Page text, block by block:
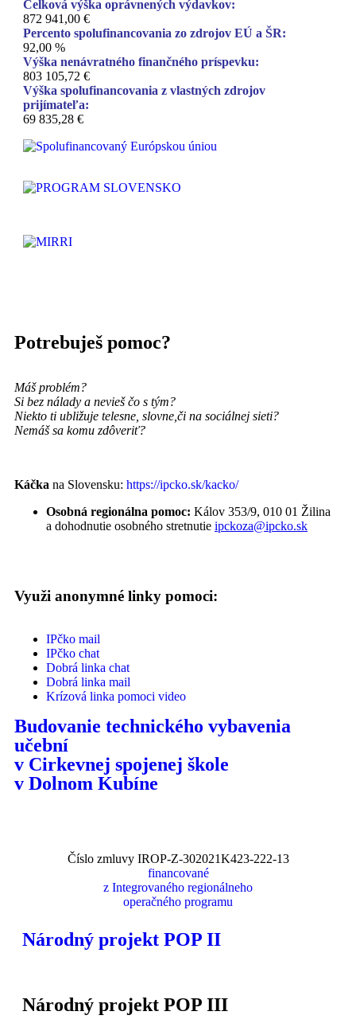
Celková výška oprávnených výdavkov:
872 941,00 €
Percento spolufinancovania zo zdrojov EÚ a ŠR:
92,00 %
Výška nenávratného finančného príspevku:
803 105,72 €
Výška spolufinancovania z vlastných zdrojov
prijímateľa:
69 835,28 €
Potrebuješ pomoc?
Máš problém?
Si bez nálady a nevieš čo s tým?
Niekto ti ubližuje telesne, slovne, či na sociálnej sieti?
Nemáš sa komu zdôveriť?
Káčka na Slovensku: https://ipcko.sk/kacko/
Osobná regionálna pomoc: Kálov 353/9, 010 01 Žilina
a dohodnutie osobného stretnutie ipckoza@ipcko.sk
Využi anonymné linky pomoci:
IPčko mail
IPčko chat
Dobrá linka chat
Dobrá linka mail
Krízová linka pomoci video
Budovanie technického vybavenia
učební
v Cirkevnej spojenej škole
v Dolnom Kubíne
Číslo zmluvy IROP-Z-302021K423-222-13
financované
z Integrovaného regionálneho
operačného programu
Národný projekt POP II
Národný projekt POP III